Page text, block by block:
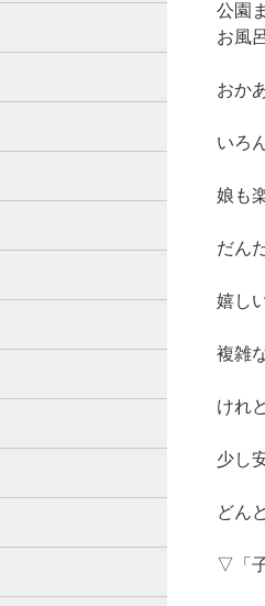
公園
お風
おか
いろ
娘も
だん
嬉し
複雑
けれ
少し
どん
▽「